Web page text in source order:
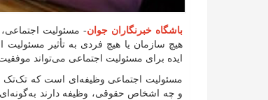
باشگاه خبرنگاران جوان- مسئولیت
هیچ سازمان یا هیچ فردی به تأثیر
ایده برای مسئولیت اجتماعی می‌تواند موفقیت
مسئولیت اجتماعی وظیفه‌ای است که تک‌تک
و چه اشخاص حقوقی، وظیفه دارند